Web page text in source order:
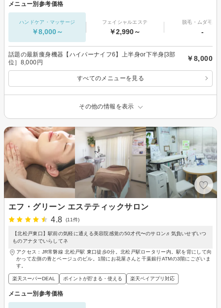
メニュー別参考価格
ハンドケア・マッサージ
￥8,000～
フェイシャルエステ
￥2,990～
脱毛・ムダ毛処
-
話題の最新痩身機器【ハイパーナイフ6】上半身or下半身[3部
位］8,000円
￥8,000
すべてのメニューを見る
その他の情報を表示
エフ・グリーン エステティックサロン
4.8
(11件)
【北松戸東口】駅前の気軽に通える美容院感覚の50才代〜のサロン♬気負いせずいつ
ものアナタでいらしてネ
アクセス：JR常磐線 北松戸駅 東口徒歩0分。北松戸駅ロータリー内。駅を背にして向
かって左側の青とベージュのビル。1階にお花屋さんと千葉銀行ATMの3階にございま
す。
楽天スーパーDEAL ポイントが貯まる・使える 楽天ペイアプリ対応
メニュー別参考価格